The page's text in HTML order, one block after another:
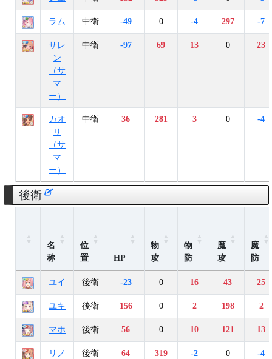
ラム 中衛 -49 0 -4 297 -7
サレ
ン
（サ
マ
ー）
中衛 -97 69 13 0 23
カオ
リ
（サ
マ
ー）
中衛 36 281 3 0 -4
後衛
名
称
位
置
HP
物
攻
物
防
魔
攻
魔
防
ユイ 後衛 -23 0 16 43 25
ユキ 後衛 156 0 2 198 2
マホ 後衛 56 0 10 121 13
リノ 後衛 64 319 -2 0 -4